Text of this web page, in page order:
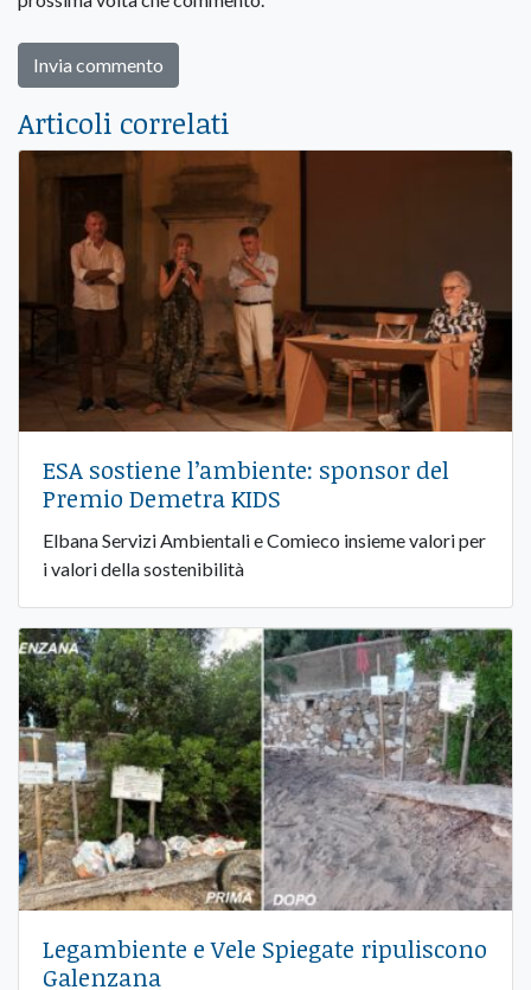
Articoli correlati
ESA sostiene l’ambiente: sponsor del
Premio Demetra KIDS
Elbana Servizi Ambientali e Comieco insieme valori per
i valori della sostenibilità
Legambiente e Vele Spiegate ripuliscono
Galenzana